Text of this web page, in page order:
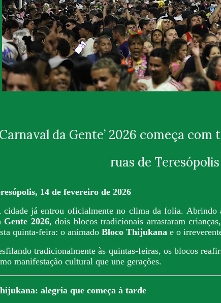
da Gente’ 2026 começa
ruas de Teresópolis
14 de fevereiro de 2026
cidade já entrou oficialmente no clima da folia. Abrindo
Gente 2026, dois blocos tradicionais arrastaram
quinta-feira: o animado Bloco Thijukana e o
tradicionalmente às quintas-feiras, os blocos
manifestação cultural que une gerações.
alegria que começa à tarde